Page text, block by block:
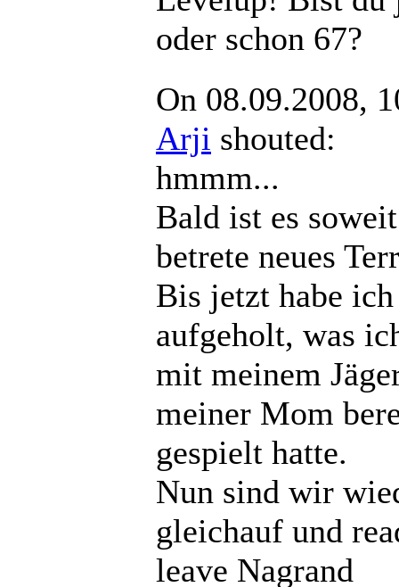
oder schon 67?
On 08.09.2008,
Arji shouted:
hmmm...
Bald ist es
betrete neues
Bis jetzt habe
aufgeholt, was
mit meinem
meiner Mom
gespielt hatte.
Nun sind wir
gleichauf und
leave Nagrand